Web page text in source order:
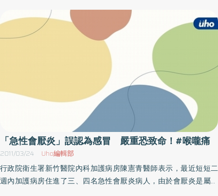
喜樂的銀髮生活http://www.uho.com.tw/hotnews.asp?
aid=12806&HN_Yr=0&HN_Mon=0良好睡眠是健康基礎 別忽視睡
眠疾病http://www.uho.com.tw/hotnews.asp?
行開業的中醫師鄧正梁認為「按摩」的確有幫助舒緩疼痛的效果，
但無法有效根除造成發炎的原因。
「急性會厭炎」誤認為感冒 嚴重恐致命！#喉嚨痛
2011/03/24 Uho編輯部
行政院衛生署新竹醫院內科加護病房陳憲青醫師表示，最近短短二
週內加護病房住進了三、四名急性會厭炎病人，由於會厭炎是屬於